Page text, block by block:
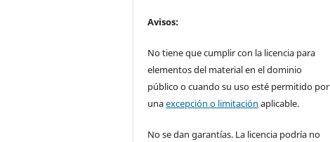
Avisos:
No tiene que cumplir con la licencia para
elementos del material en el dominio
público o cuando su uso esté permitido por
unaexcepción o limitación aplicable.
No se dan garantías. La licencia podría no